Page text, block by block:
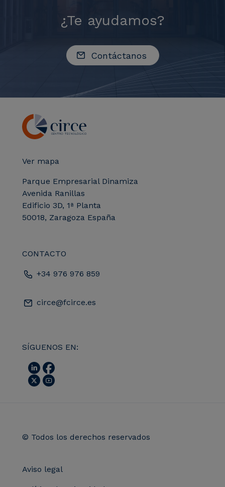
¿Te ayudamos?
Contáctanos
Ver mapa
Parque Empresarial Dinamiza
Avenida Ranillas
Edificio 3D, 1ª Planta
50018, Zaragoza España
CONTACTO
+34 976 976 859
circe@fcirce.es
SÍGUENOS EN:
© Todos los derechos reservados
Aviso legal